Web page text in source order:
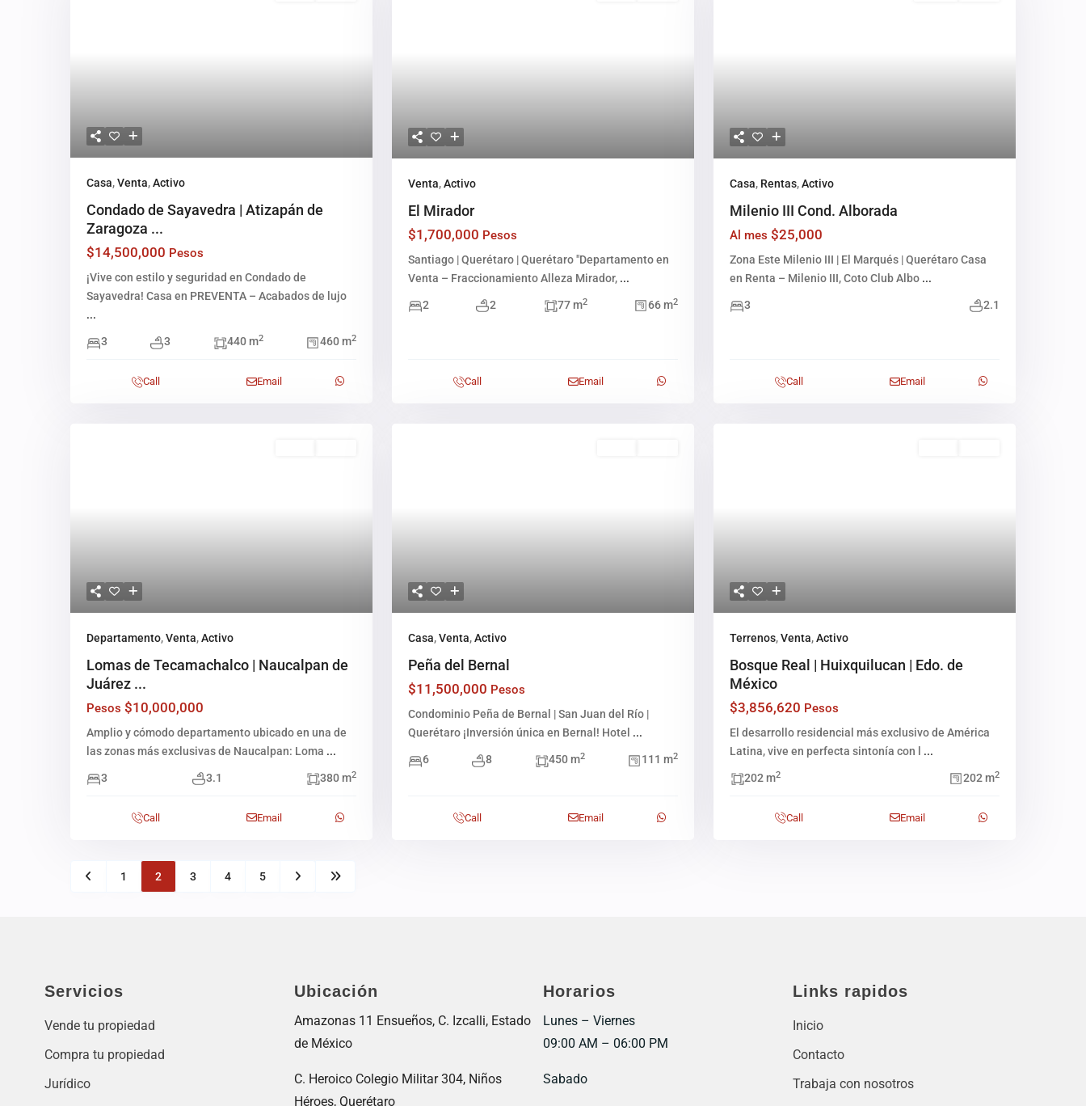
Casa,Venta,Activo
Condado de Sayavedra | Atizapán de
Zaragoza ...
$14,500,000 Pesos
¡Vive con estilo y seguridad en Condado de
Sayavedra! Casa en PREVENTA – Acabados de lujo
...
3 3 440 m2 460 m2
Call Email
Venta,Activo
El Mirador
$1,700,000 Pesos
Santiago | Querétaro | Querétaro "Departamento en
Venta – Fraccionamiento Alleza Mirador, ...
2 2 77 m2 66 m2
Call Email
Casa, Rentas,Activo
Milenio III Cond. Alborada
Al mes $25,000
Zona Este Milenio III | El Marqués | Querétaro Casa
en Renta – Milenio III, Coto Club Albo ...
3 2.1
Call Email
Departamento,Venta,Activo
Lomas de Tecamachalco | Naucalpan de
Juárez ...
Pesos $10,000,000
Amplio y cómodo departamento ubicado en una de
las zonas más exclusivas de Naucalpan: Loma ...
3 3.1 380 m2
Call Email
Casa,Venta,Activo
Peña del Bernal
$11,500,000 Pesos
Condominio Peña de Bernal | San Juan del Río |
Querétaro ¡Inversión única en Bernal! Hotel ...
6 8 450 m2 111 m2
Call Email
Terrenos,Venta,Activo
Bosque Real | Huixquilucan | Edo. de
México
$3,856,620 Pesos
El desarrollo residencial más exclusivo de América
Latina, vive en perfecta sintonía con l ...
202 m2 202 m2
Call Email
1 2 3 4 5
Servicios
Vende tu propiedad
Compra tu propiedad
Jurídico
Ubicación
Amazonas 11 Ensueños, C. Izcalli, Estado
de México
C. Heroico Colegio Militar 304, Niños
Héroes, Querétaro
Horarios
Lunes – Viernes
09:00 AM – 06:00 PM
Sabado
Links rapidos
Inicio
Contacto
Trabaja con nosotros